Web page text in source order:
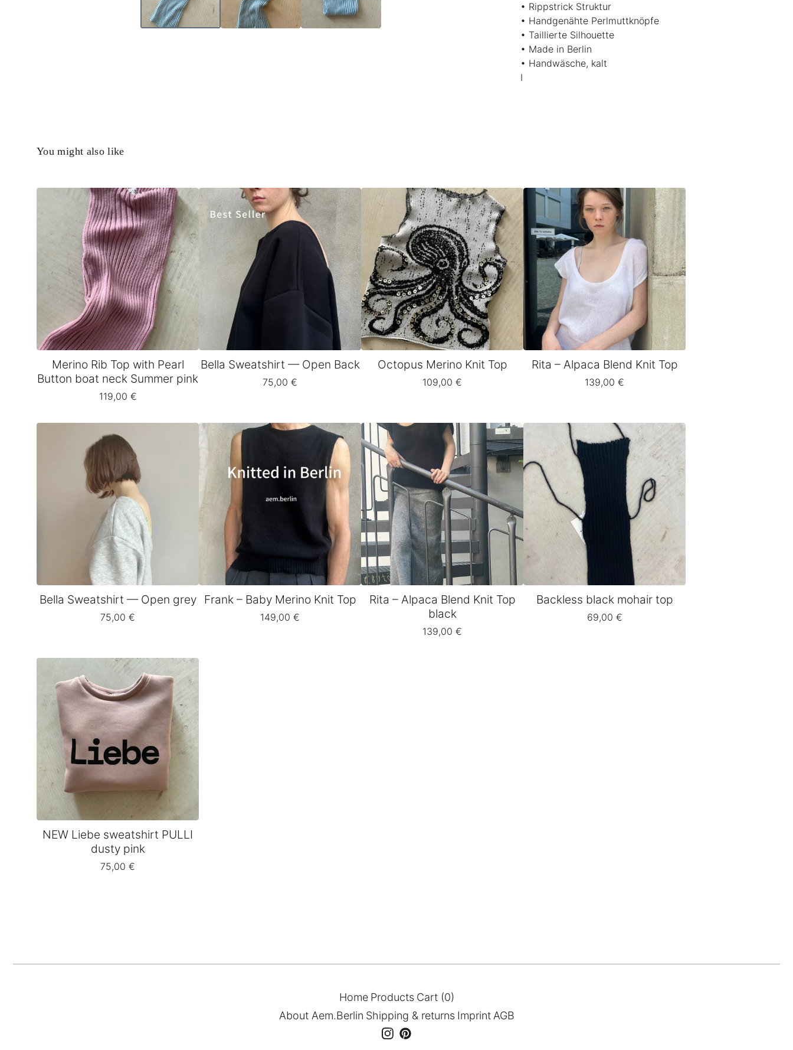
• Rippstrick Struktur
• Handgenähte Perlmuttknöpfe
• Taillierte Silhouette
• Made in Berlin
• Handwäsche, kalt
I
You might also like
Merino Rib Top with Pearl
Button boat neck Summer pink
119,00 €
Bella Sweatshirt — Open Back
75,00 €
Octopus Merino Knit Top
109,00 €
Rita – Alpaca Blend Knit Top
139,00 €
Bella Sweatshirt — Open grey
75,00 €
Frank – Baby Merino Knit Top
149,00 €
Rita – Alpaca Blend Knit Top
black
139,00 €
Backless black mohair top
69,00 €
NEW Liebe sweatshirt PULLI
dusty pink
75,00 €
Home Products Cart (0)
About Aem.Berlin Shipping & returns Imprint AGB